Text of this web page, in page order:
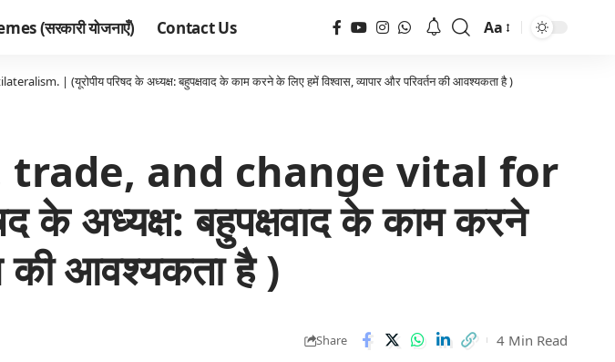
(सरकारी योजनाएँ) Contact Us Aa
| (यूरोपीय परिषद के अध्यक्ष: बहुपक्षवाद के काम करने के लिए हमें विश्वास, व्यापार और परिवर्तन की आवश्यकता है )
trade, and change vital for
अध्यक्ष: बहुपक्षवाद के काम करने
की आवश्यकता है )
Share 4 Min Read